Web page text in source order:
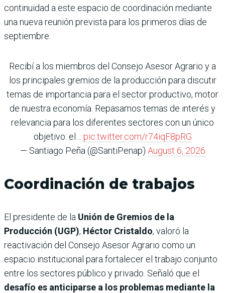
continuidad a este espacio de coordinación mediante
una nueva reunión prevista para los primeros días de
septiembre.
Recibí a los miembros del Consejo Asesor Agrario y a
los principales gremios de la producción para discutir
temas de importancia para el sector productivo, motor
de nuestra economía. Repasamos temas de interés y
relevancia para los diferentes sectores con un único
objetivo: el… pic.twitter.com/r74iqF8pRG
— Santiago Peña (@SantiPenap) August 6, 2026
Coordinación de trabajos
El presidente de la Unión de Gremios de la
Producción (UGP), Héctor Cristaldo, valoró la
reactivación del Consejo Asesor Agrario como un
espacio institucional para fortalecer el trabajo conjunto
entre los sectores público y privado. Señaló que el
desafío es anticiparse a los problemas mediante la